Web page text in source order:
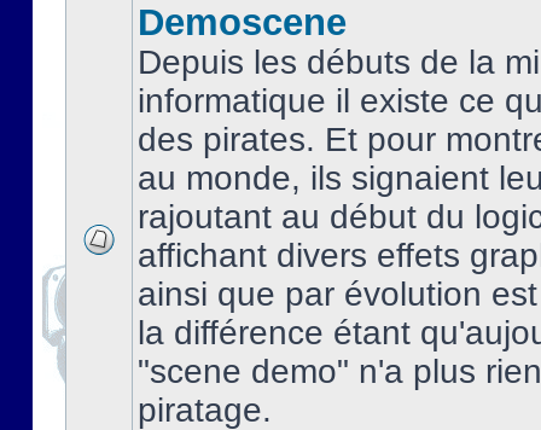
Demoscene
Depuis les débuts de la
informatique il existe ce
des pirates. Et pour
au monde, ils signaient
rajoutant au début du
affichant divers effets
ainsi que par évolution
la différence étant
"scene demo" n'a plus
piratage.